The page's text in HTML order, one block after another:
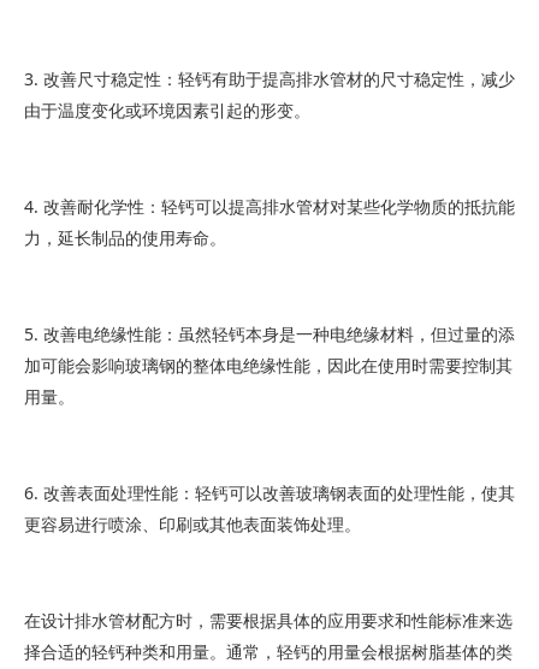
3. 改善尺寸稳定性：轻钙有助于提高排水管材的尺寸稳定性，减少
由于温度变化或环境因素引起的形变。
4. 改善耐化学性：轻钙可以提高排水管材对某些化学物质的抵抗能
力，延长制品的使用寿命。
5. 改善电绝缘性能：虽然轻钙本身是一种电绝缘材料，但过量的添
加可能会影响玻璃钢的整体电绝缘性能，因此在使用时需要控制其
用量。
6. 改善表面处理性能：轻钙可以改善玻璃钢表面的处理性能，使其
更容易进行喷涂、印刷或其他表面装饰处理。
在设计排水管材配方时，需要根据具体的应用要求和性能标准来选
择合适的轻钙种类和用量。通常，轻钙的用量会根据树脂基体的类